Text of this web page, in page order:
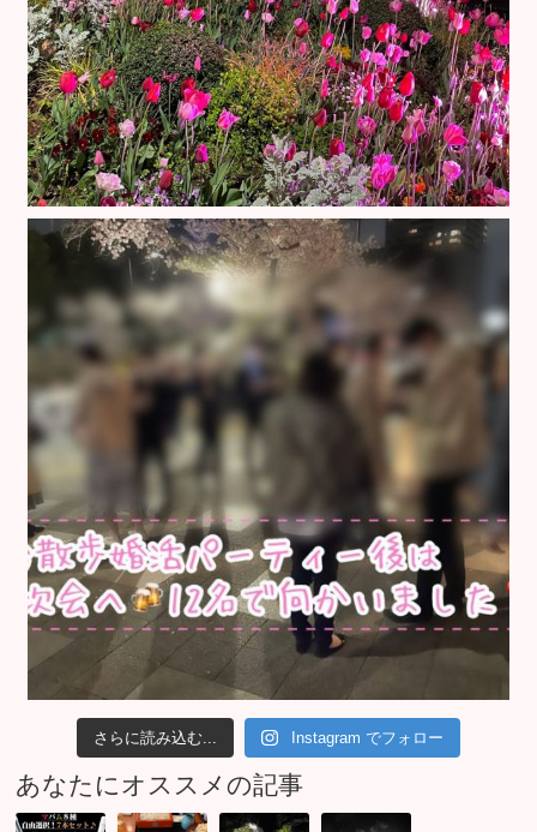
さらに読み込む... Instagram でフォロー
あなたにオススメの記事
隅 良